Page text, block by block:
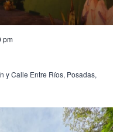
pm
y Calle Entre Ríos, Posadas,